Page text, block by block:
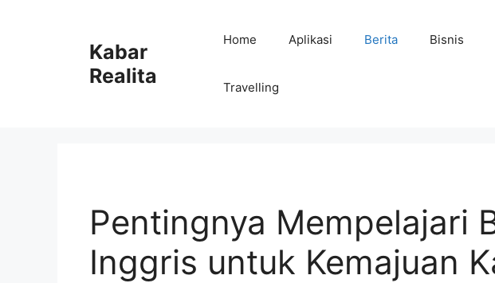
Kabar
Realita
Home Aplikasi Berita Bisnis
Travelling
Pentingnya Mempelajari
Inggris untuk Kemajuan